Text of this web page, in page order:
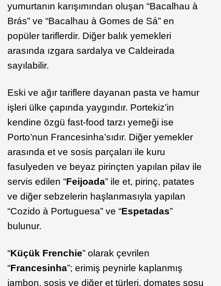
yumurtanın karışımından oluşan “Bacalhau à
Brás” ve “Bacalhau à Gomes de Sá” en
popüler tariflerdir. Diğer balık yemekleri
arasında ızgara sardalya ve Caldeirada
sayılabilir.
Eski ve ağır tariflere dayanan pasta ve hamur
işleri ülke çapında yaygındır. Portekiz’in
kendine özgü fast-food tarzı yemeği ise
Porto’nun Francesinha’sıdır. Diğer yemekler
arasında et ve sosis parçaları ile kuru
fasulyeden ve beyaz pirinçten yapılan pilav ile
servis edilen “Feijoada” ile et, pirinç, patates
ve diğer sebzelerin haşlanmasıyla yapılan
“Cozido à Portuguesa” ve “Espetadas”
bulunur.
“Küçük Frenchie” olarak çevrilen
“Francesinha”; erimiş peynirle kaplanmış
jambon, sosis ve diğer et türleri, domates sosu